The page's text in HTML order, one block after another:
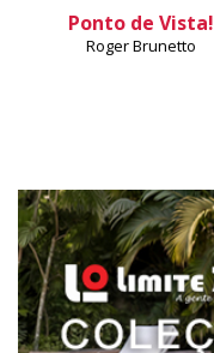
Ponto de Vista!
Roger Brunetto